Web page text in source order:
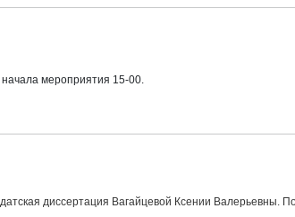
мероприятия 15-00.
диссертация Вагайцевой Ксении Валерьевны.